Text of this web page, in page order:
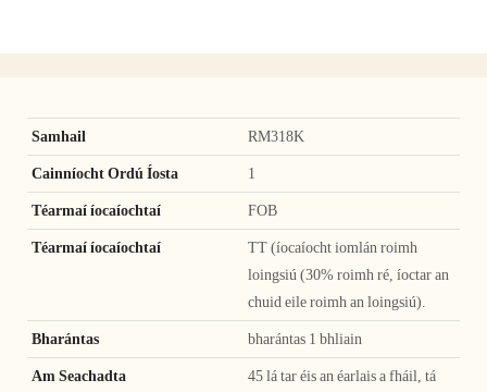
Samhail RM318K
Cainníocht Ordú Íosta 1
Téarmaí íocaíochtaí FOB
Téarmaí íocaíochtaí
TT (íocaíocht iomlán roimh
loingsiú (30% roimh ré, íoctar an
chuid eile roimh an loingsiú).
Bharántas bharántas 1 bhliain
Am Seachadta
45 lá tar éis an éarlais a fháil, tá